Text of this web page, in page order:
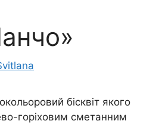
бісквіт якого
горіховим сметанним